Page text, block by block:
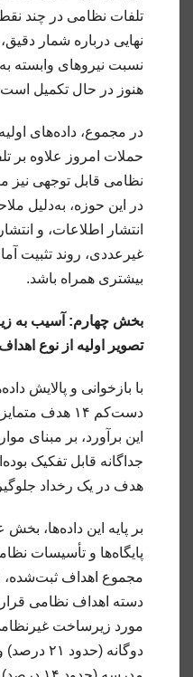
تلفات نظامی در چند
نهایی درباره شمار
نسبت نیروهای وابسته
هنوز در حال تکمیل
در مجموع، داده‌های
حملات امروز علاوه بر
نظامی قابل توجهی نیز
در این حوزه، به‌دلیل
انتشار اطلاعات، و
غیرعددی، روند تثبیت
بیشتری همراه باشد.
بخش چهارم: آسیب به
تصویر اولیه از نوع اهداف
با بازخوانی و پالایش
این برآورد، بر مبنای
جداگانه قابل تفکیک
هدف در یک رخداد
بر پایه این داده‌ها،
پایگاه‌ها و تأسیسات
مورد زیرساخت